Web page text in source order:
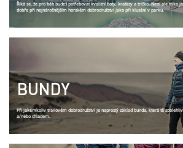
Říká se, že pro běh budeš potřebovat kvalitní boty, kraťasy a tričko. Není ale triko
dobře při nejnáročnějším horském dobrodružství jako při klusání v parku.
BUNDY
Při jakémkoliv trailovém dobrodružství je naprostý základ bunda, která tě
a/nebo chladem.